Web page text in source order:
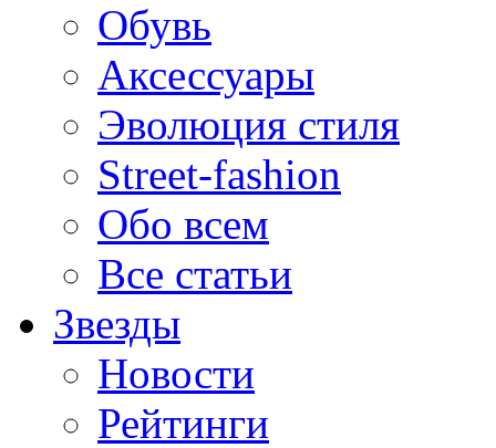
Обувь
Аксессуары
Эволюция стиля
Street-fashion
Обо всем
Все статьи
Звезды
Новости
Рейтинги